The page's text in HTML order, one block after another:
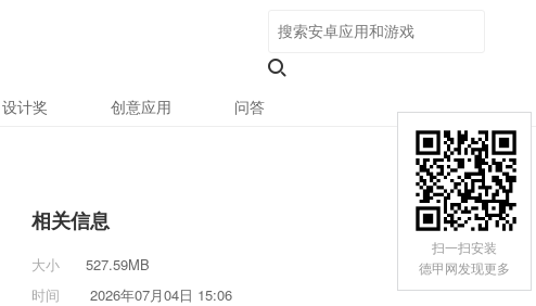
设计奖 创意应用 问答
相关信息
大小
527.59MB
时间
2026年07月04日 15:06
扫一扫安装
德甲网发现更多